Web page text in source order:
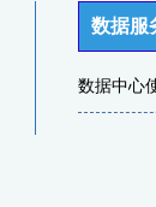
数据服
数据中心